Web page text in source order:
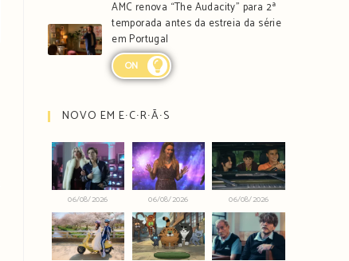
AMC renova “The Audacity” para 2ª
temporada antes da estreia da série
em Portugal
ON
NOVO EM E∙C∙R∙Ã∙S
06/08/2026 06/08/2026 06/08/2026